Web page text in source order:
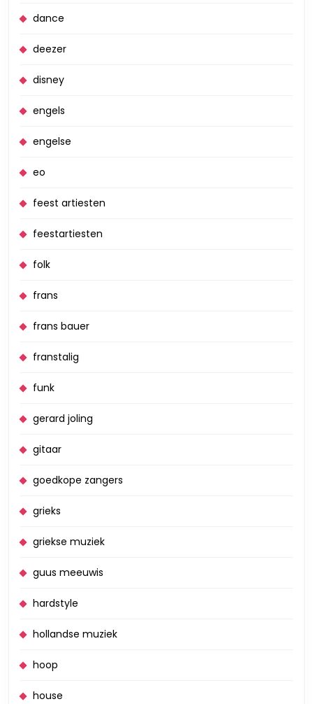
dance
deezer
disney
engels
engelse
eo
feest artiesten
feestartiesten
folk
frans
frans bauer
franstalig
funk
gerard joling
gitaar
goedkope zangers
grieks
griekse muziek
guus meeuwis
hardstyle
hollandse muziek
hoop
house